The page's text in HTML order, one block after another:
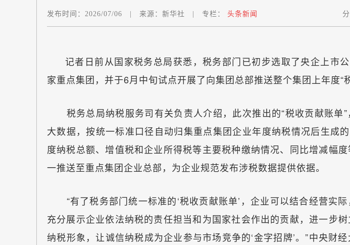
发布时间： 2026/07/06 来源： 新华社 专栏： 头条新闻
记者日前从国家税务总局获悉，税务部门已初步选取了央企上市
家重点集团，并于6月中旬试点开展了向集团总部推送整个集团上年度“
税务总局纳税服务司有关负责人介绍，此次推出的“税收贡献账单”
大数据，按统一标准口径自动归集重点集团企业年度纳税情况后生成
度纳税总额、增值税和企业所得税等主要税种缴纳情况、同比增减幅
一推送至重点集团企业总部，为企业规范发布涉税数据提供依据。
“有了税务部门统一标准的‘税收贡献账单’，企业可以结合经营实际
充分展示企业依法纳税的责任担当和为国家社会作出的贡献，进一步
纳税形象，让诚信纳税成为企业参与市场竞争的‘金字招牌’。”中央财